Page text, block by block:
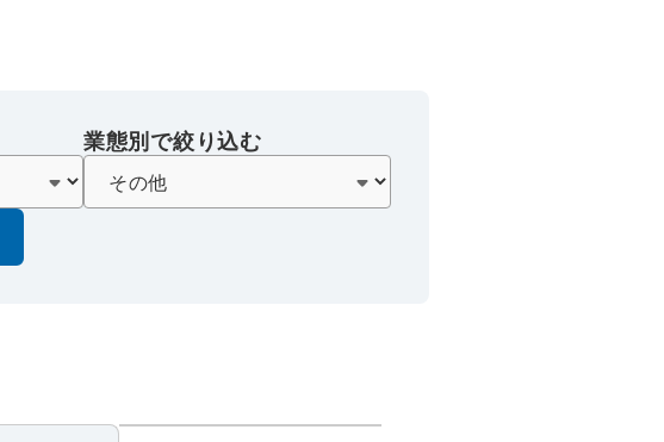
業態別で絞り込む